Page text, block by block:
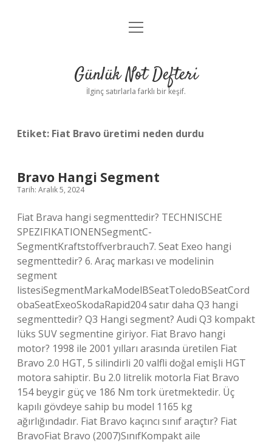
Anasayfa
Yasal Uyarı
menüyü
Günlük Not Defteri
İlginç satırlarla farklı bir keşif.
Etiket: Fiat Bravo üretimi neden durdu
Bravo Hangi Segment
Tarih: Aralık 5, 2024
Fiat Brava hangi segmenttedir? TECHNISCHE
SPEZIFIKATIONENSegmentC-
SegmentKraftstoffverbrauch7. Seat Exeo hangi
segmenttedir? 6. Araç markası ve modelinin
segment
listesiSegmentMarkaModelBSeatToledoBSeatCord
obaSeatExeoSkodaRapid204 satır daha Q3 hangi
segmenttedir? Q3 Hangi segment? Audi Q3 kompakt
lüks SUV segmentine giriyor. Fiat Bravo hangi
motor? 1998 ile 2001 yılları arasında üretilen Fiat
Bravo 2.0 HGT, 5 silindirli 20 valfli doğal emişli HGT
motora sahiptir. Bu 2.0 litrelik motorla Fiat Bravo
154 beygir güç ve 186 Nm tork üretmektedir. Üç
kapılı gövdeye sahip bu model 1165 kg
ağırlığındadır. Fiat Bravo kaçıncı sınıf araçtır? Fiat
BravoFiat Bravo (2007)SınıfKompakt aile